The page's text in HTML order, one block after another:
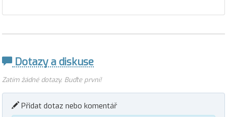
Dotazy a diskuse
Zatím žádné dotazy. Buďte první!
Přidat dotaz nebo komentář